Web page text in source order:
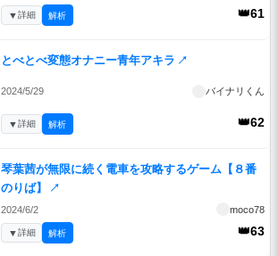
👑61
▼詳細 解析
とべとべ変態オナニー青年アキラ ↗
2024/5/29 バイナリくん
👑62
▼詳細 解析
琴葉茜が無限に続く電車を攻略するゲーム【８番
のりば】
↗
2024/6/2 moco78
👑63
▼詳細 解析